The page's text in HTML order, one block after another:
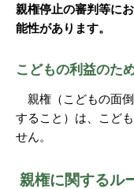
親権停止の審判等に
能性があります。
こどもの利益のた
親権（こどもの面
すること）は、こど
せん。
親権に関するル